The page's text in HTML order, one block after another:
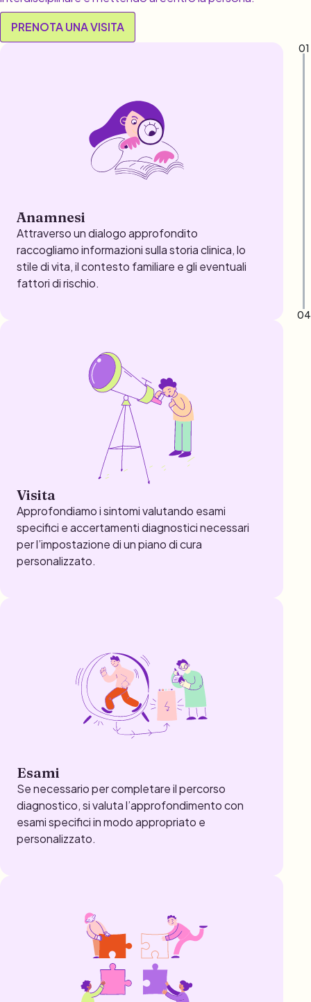
PRENOTA UNA VISITA
Anamnesi
Attraverso un dialogo approfondito
raccogliamo informazioni sulla storia clinica, lo
stile di vita, il contesto familiare e gli eventuali
fattori di rischio.
Visita
Approfondiamo i sintomi valutando esami
specifici e accertamenti diagnostici necessari
per l’impostazione di un piano di cura
personalizzato.
Esami
Se necessario per completare il percorso
diagnostico, si valuta l’approfondimento con
esami specifici in modo appropriato e
personalizzato.
01
04